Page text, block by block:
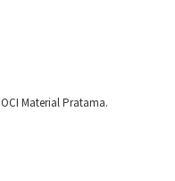
OCI Material Pratama.